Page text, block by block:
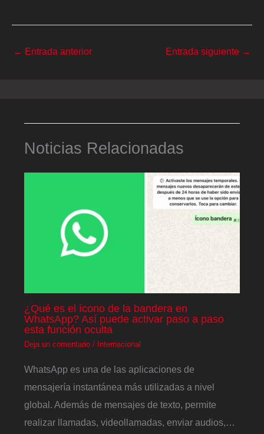
← Entrada anterior Entrada siguiente →
Noticias Relacionadas
¿Qué es el ícono de la bandera en
WhatsApp? Así puede activar paso a paso
esta función oculta
Deja un comentario / Internacional
WhatsApp es una de las aplicaciones de
mensajería instantánea más utilizadas a nivel
global. Además de mensajes de texto, permite
realizar llamadas, videollamadas, enviar audios,…